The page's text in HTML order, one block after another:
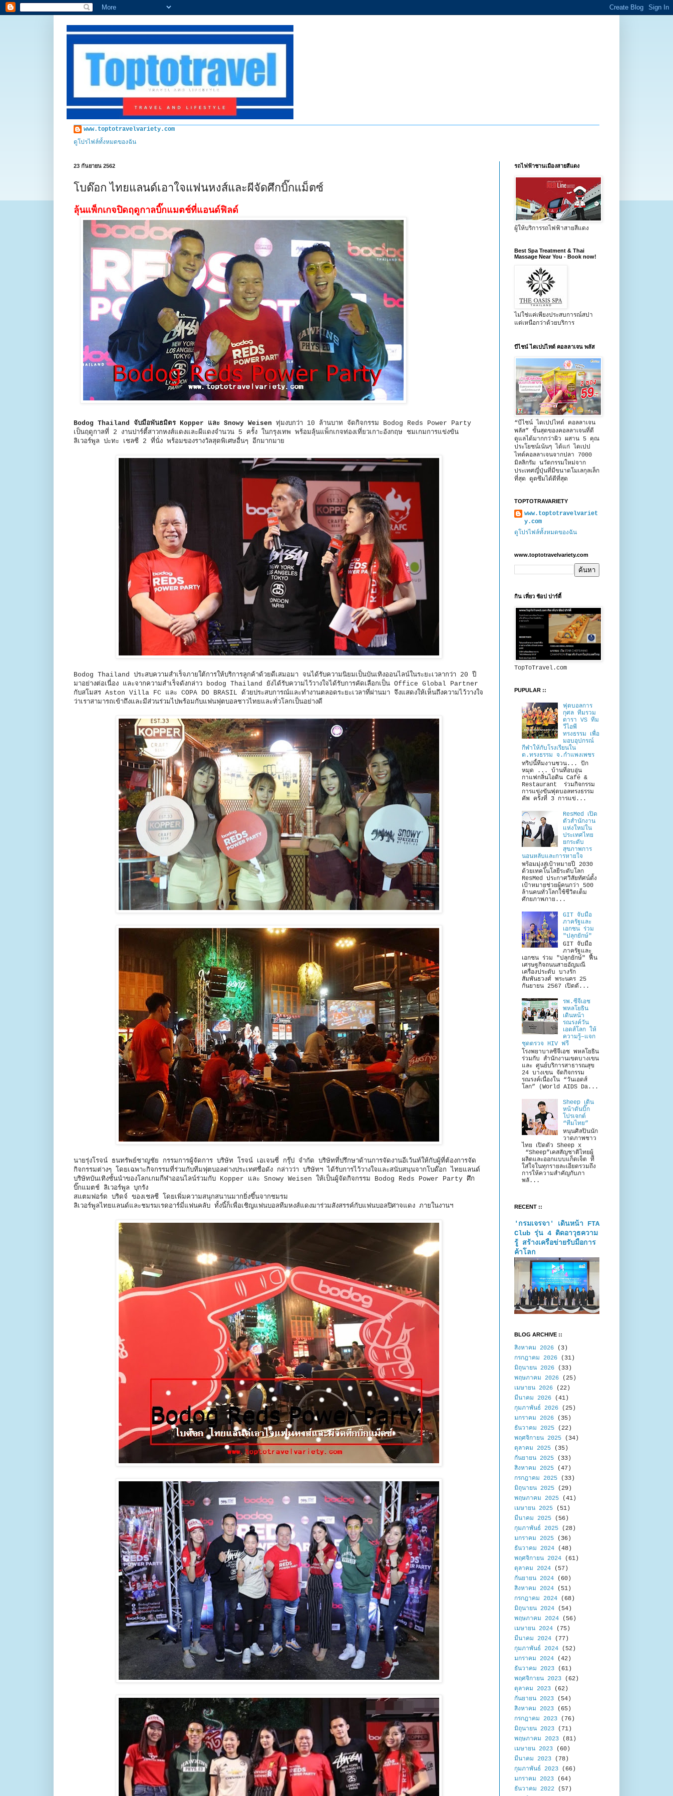
www.toptotravelvariety.com
ดูโปรไฟล์ทั้งหมดของฉัน
23 กันยายน 2562
โบด๊อก ไทยแลนด์เอาใจแฟนหงส์และผีจัดศึกบิ๊กแม็ตซ์
ลุ้นแพ็กเกจปิดฤดูกาลบิ๊กแมตช์ที่แอนด์ฟิลด์
Bodog Thailand จับมือพันธมิตร Kopper และ Snowy Weisen ทุ่มงบกว่า 10 ล้านบาท จัดกิจกรรม Bodog Reds Power Party
เป็นฤดูกาลที่ 2 งานปาร์ตี้สาวกหงส์แดงและผีแดงจำนวน 5 ครั้ง ในกรุงเทพ พร้อมลุ้นแพ็กเกจท่องเที่ยวเกาะอังกฤษ ชมเกมการแข่งขัน
ลิเวอร์พูล ปะทะ เชลซี 2 ที่นั่ง พร้อมของรางวัลสุดพิเศษอื่นๆ อีกมากมาย
Bodog Thailand ประสบความสำเร็จภายใต้การให้บริการลูกค้าด้วยดีเสมอมา จนได้รับความนิยมเป็นบันเทิงออนไลน์ในระยะเวลากว่า 20 ปี
มาอย่างต่อเนื่อง และจากความสำเร็จดังกล่าว bodog Thailand ยังได้รับความไว้วางใจได้รับการคัดเลือกเป็น Office Global Partner
กับสโมสร Aston Villa FC และ COPA DO BRASIL ด้วยประสบการณ์และทำงานตลอดระยะเวลาที่ผ่านมา จึงแสดงให้เห็นถึงความไว้วางใจ
ว่าเราสามารถเข้าถึงและมีส่วนร่วมไปพร้อมกับแฟนฟุตบอลชาวไทยและทั่วโลกเป็นอย่างดี
นายรุ่งโรจน์ ธนทรัพย์ชาญชัย กรรมการผู้จัดการ บริษัท โรจน์ เอเจนซี่ กรุ๊ป จำกัด บริษัทที่ปรึกษาด้านการจัดงานอีเว้นท์ให้กับผู้ที่ต้องการจัด
กิจกรรมต่างๆ โดยเฉพาะกิจกรรมที่ร่วมกับทีมฟุตบอลต่างประเทศชื่อดัง กล่าวว่า บริษัทฯ ได้รับการไว้วางใจและสนับสนุนจากโบด๊อก ไทยแลนด์
บริษัทบันเทิงชั้นนำของโลกเกมกีฬาออนไลน์ร่วมกับ Kopper และ Snowy Weisen ให้เป็นผู้จัดกิจกรรม Bodog Reds Power Party ศึก
บิ๊กแมตช์ ลิเวอร์พูล บุกรัง
สแตมฟอร์ด บริดจ์ ของเชลซี โดยเพิ่มความสนุกสนานมากยิ่งขึ้นจากชมรม
ลิเวอร์พูลไทยแลนด์และชมรมเรดอาร์มี่แฟนคลับ ทั้งนี้ก็เพื่อเชิญแฟนบอลทีมหงส์แดงมาร่วมสังสรรค์กับแฟนบอลปิศาจแดง ภายในงานฯ
รถไฟฟ้าชานเมืองสายสีแดง
ผู้ให้บริการรถไฟฟ้าสายสีแดง
Best Spa Treatment & Thai
Massage Near You - Book now!
ไม่ใช่แค่เพียงประสบการณ์สปา
แต่เหนือกว่าด้วยบริการ
บีไชน์ ไดเปปไทด์ คอลลาเจน พลัส
“บีไชน์ ไดเปปไทด์ คอลลาเจน
พลัส” ขั้นสุดของคอลลาเจนที่ดี
ดูแลได้มากกว่าผิว ผสาน 5 คุณ
ประโยชน์เน้นๆ ได้แก่ ไดเปป
ไทด์คอลลาเจนจากปลา 7000
มิลลิกรัม นวัตกรรมใหม่จาก
ประเทศญี่ปุ่นที่มีขนาดโมเลกุลเล็ก
ที่สุด ดูดซึมได้ดีที่สุด
TOPTOTRAVARIETY
www.toptotravelvariet
y.com
ดูโปรไฟล์ทั้งหมดของฉัน
www.toptotravelvariety.com
กิน เที่ยว ช้อป ปาร์ตี้
TopToTravel.com
PUPULAR ::
ฟุตบอลการ
กุศล ทีมรวม
ดารา VS ทีม
วีไอพี
ทรงธรรม เพื่อ
มอบอุปกรณ์
กีฬาให้กับโรงเรียนใน
ต.ทรงธรรม จ.กำแพงเพชร
ทริปนี้ทีมงานชวน... ปัก
หมุด ... บ้านที่อบอุ่น
กาแฟกลิ่นไอดิน Café &
Restaurant ร่วมกิจกรรม
การแข่งขันฟุตบอลทรงธรรม
คัพ ครั้งที่ 3 การแข่...
ResMed เปิด
ตัวสำนักงาน
แห่งใหม่ใน
ประเทศไทย
ยกระดับ
สุขภาพการ
นอนหลับและการหายใจ
พร้อมมุ่งสู่เป้าหมายปี 2030
ด้วยเทคโนโลยีระดับโลก
ResMed ประกาศวิสัยทัศน์ตั้ง
เป้าหมายช่วยผู้คนกว่า 500
ล้านคนทั่วโลกใช้ชีวิตเต็ม
ศักยภาพภาย...
GIT จับมือ
ภาครัฐและ
เอกชน ร่วม
"ปลุกยักษ์"
GIT จับมือ
ภาครัฐและ
เอกชน ร่วม "ปลุกยักษ์" ฟื้น
เศรษฐกิจถนนสายอัญมณี
เครื่องประดับ บางรัก
สัมพันธวงศ์ พระนคร 25
กันยายน 2567 เปิดตั...
รพ.ซีจีเอช
พหลโยธิน
เดินหน้า
รณรงค์วัน
เอดส์โลก ให้
ความรู้–แจก
ชุดตรวจ HIV ฟรี
โรงพยาบาลซีจีเอช พหลโยธิน
ร่วมกับ สำนักงานเขตบางเขน
และ ศูนย์บริการสาธารณสุข
24 บางเขน จัดกิจกรรม
รณรงค์เนื่องใน “วันเอดส์
โลก” (World AIDS Da...
Sheep เดิน
หน้าดันบิ๊ก
โปรเจกต์
“ทีมไทย”
หนุนศิลปินนัก
วาดภาพชาว
ไทย เปิดตัว Sheep x
“Sheep”เคสสัญชาติไทยผู้
ผลิตและออกแบบแก็ดเจ็ต ที่
ใส่ใจในทุกรายละเอียดรวมถึง
การให้ความสำคัญกับภา
พลั...
RECENT ::
'กรมเจรจา' เดินหน้า FTA
Club รุ่น 4 ติดอาวุธความ
รู้ สร้างเครือข่ายรับมือการ
ค้าโลก
BLOG ARCHIVE ::
สิงหาคม 2026 (3)
กรกฎาคม 2026 (31)
มิถุนายน 2026 (33)
พฤษภาคม 2026 (25)
เมษายน 2026 (22)
มีนาคม 2026 (41)
กุมภาพันธ์ 2026 (25)
มกราคม 2026 (35)
ธันวาคม 2025 (22)
พฤศจิกายน 2025 (34)
ตุลาคม 2025 (35)
กันยายน 2025 (33)
สิงหาคม 2025 (47)
กรกฎาคม 2025 (33)
มิถุนายน 2025 (29)
พฤษภาคม 2025 (41)
เมษายน 2025 (51)
มีนาคม 2025 (56)
กุมภาพันธ์ 2025 (28)
มกราคม 2025 (36)
ธันวาคม 2024 (48)
พฤศจิกายน 2024 (61)
ตุลาคม 2024 (57)
กันยายน 2024 (60)
สิงหาคม 2024 (51)
กรกฎาคม 2024 (68)
มิถุนายน 2024 (54)
พฤษภาคม 2024 (56)
เมษายน 2024 (75)
มีนาคม 2024 (77)
กุมภาพันธ์ 2024 (52)
มกราคม 2024 (42)
ธันวาคม 2023 (61)
พฤศจิกายน 2023 (62)
ตุลาคม 2023 (62)
กันยายน 2023 (54)
สิงหาคม 2023 (65)
กรกฎาคม 2023 (76)
มิถุนายน 2023 (71)
พฤษภาคม 2023 (81)
เมษายน 2023 (60)
มีนาคม 2023 (78)
กุมภาพันธ์ 2023 (66)
มกราคม 2023 (64)
ธันวาคม 2022 (57)